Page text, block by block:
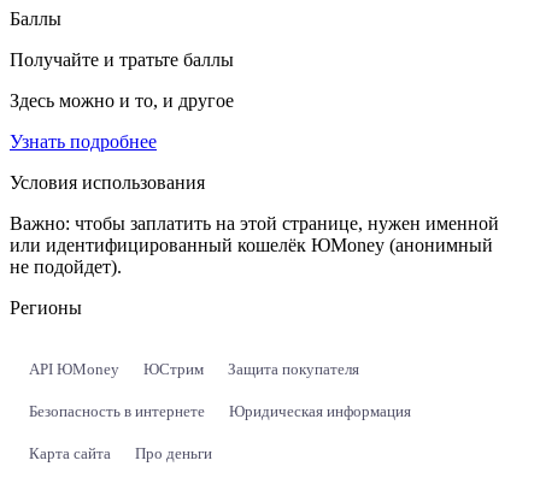
Баллы
Получайте и тратьте баллы
Здесь можно и то, и другое
Узнать подробнее
Условия использования
Важно: чтобы заплатить на этой странице, нужен именной
или идентифицированный кошелёк ЮMoney (анонимный
не подойдет).
Регионы
API ЮMoney ЮСтрим Защита покупателя
Безопасность в интернете Юридическая информация
Карта сайта Про деньги